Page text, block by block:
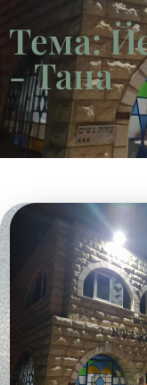
Тема:
- Тана